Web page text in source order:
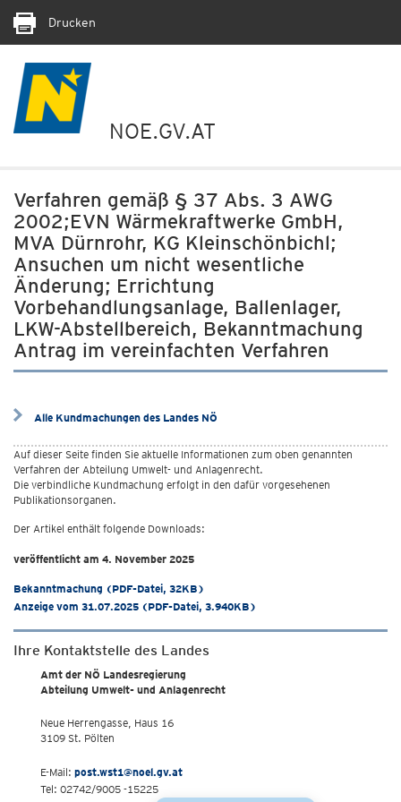
Drucken
NOE.GV.AT
Verfahren gemäß § 37 Abs. 3 AWG
2002;EVN Wärmekraftwerke GmbH,
MVA Dürnrohr, KG Kleinschönbichl;
Ansuchen um nicht wesentliche
Änderung; Errichtung
Vorbehandlungsanlage, Ballenlager,
LKW-Abstellbereich, Bekanntmachung
Antrag im vereinfachten Verfahren
Alle Kundmachungen des Landes NÖ
Auf dieser Seite finden Sie aktuelle Informationen zum oben genannten
Verfahren der Abteilung Umwelt- und Anlagenrecht.
Die verbindliche Kundmachung erfolgt in den dafür vorgesehenen
Publikationsorganen.
Der Artikel enthält folgende Downloads:
veröffentlicht am 4. November 2025
Bekanntmachung (PDF-Datei, 32KB)
Anzeige vom 31.07.2025 (PDF-Datei, 3.940KB)
Ihre Kontaktstelle des Landes
Amt der NÖ Landesregierung
Abteilung Umwelt- und Anlagenrecht
Neue Herrengasse, Haus 16
3109 St. Pölten
E-Mail: post.wst1@noel.gv.at
Tel: 02742/9005 -15225